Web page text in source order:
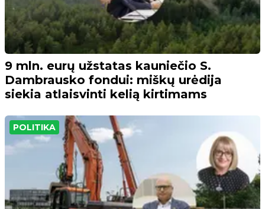
9 mln. eurų užstatas kauniečio S.
Dambrausko fondui: miškų urėdija
siekia atlaisvinti kelią kirtimams
POLITIKA